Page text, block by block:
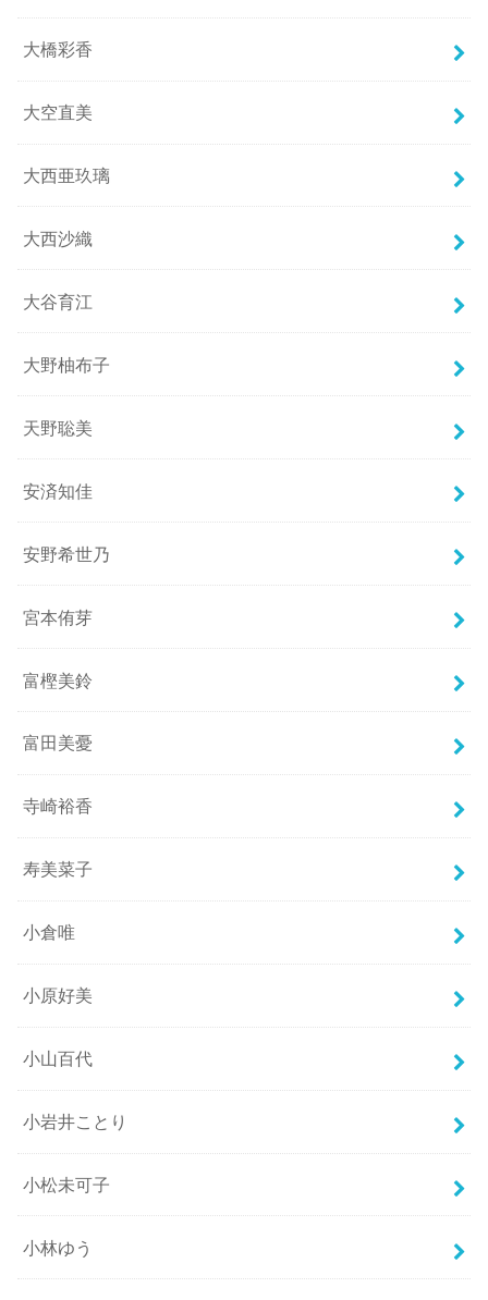
大橋彩香
大空直美
大西亜玖璃
大西沙織
大谷育江
大野柚布子
天野聡美
安済知佳
安野希世乃
宮本侑芽
富樫美鈴
富田美憂
寺崎裕香
寿美菜子
小倉唯
小原好美
小山百代
小岩井ことり
小松未可子
小林ゆう